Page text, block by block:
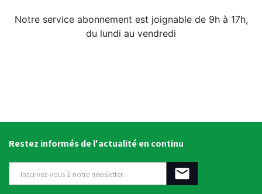
Notre service abonnement est joignable de 9h à 17h,
du lundi au vendredi
Restez informés de l'actualité en continu